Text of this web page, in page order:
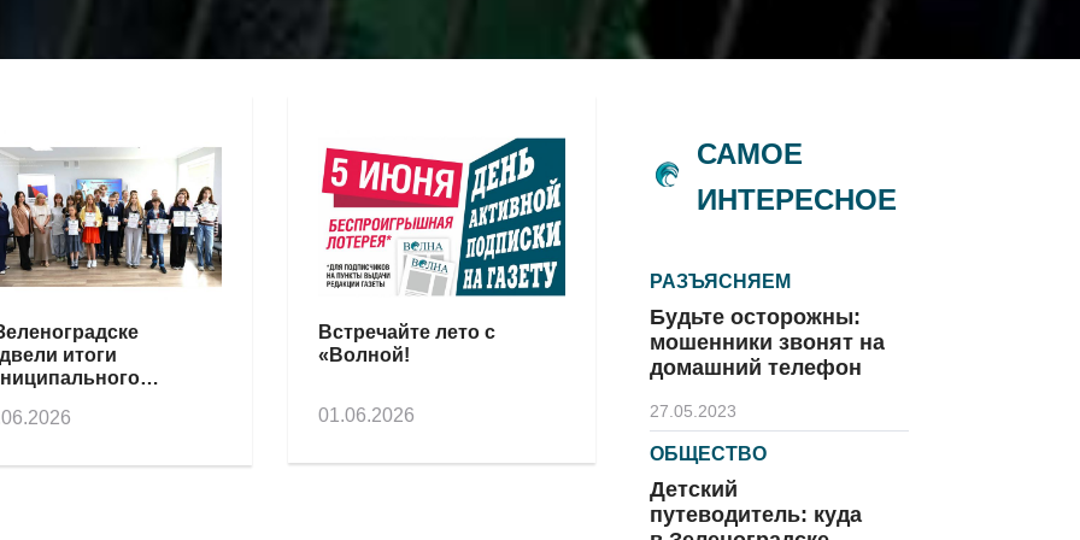
итоги
на
Встречайте лето с
«Волной!
01.06.2026
САМОЕ
ИНТЕРЕСНОЕ
РАЗЪЯСНЯЕМ
Будьте осторожны:
мошенники звонят на
домашний телефон
27.05.2023
ОБЩЕСТВО
Детский
путеводитель: куда